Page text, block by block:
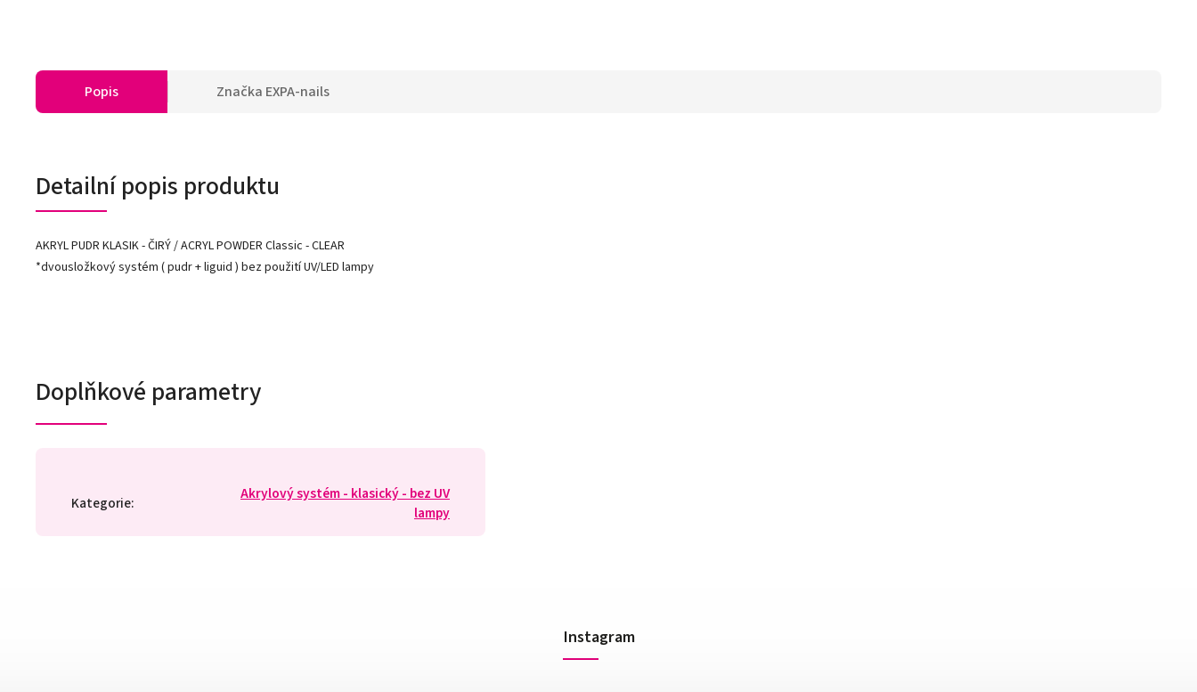
Popis Značka EXPA-nails
Detailní popis produktu
AKRYL PUDR KLASIK - ČIRÝ / ACRYL POWDER Classic - CLEAR
*dvousložkový systém ( pudr + liguid ) bez použití UV/LED lampy
Doplňkové parametry
Kategorie:
Akrylový systém - klasický - bez UV
lampy
Instagram